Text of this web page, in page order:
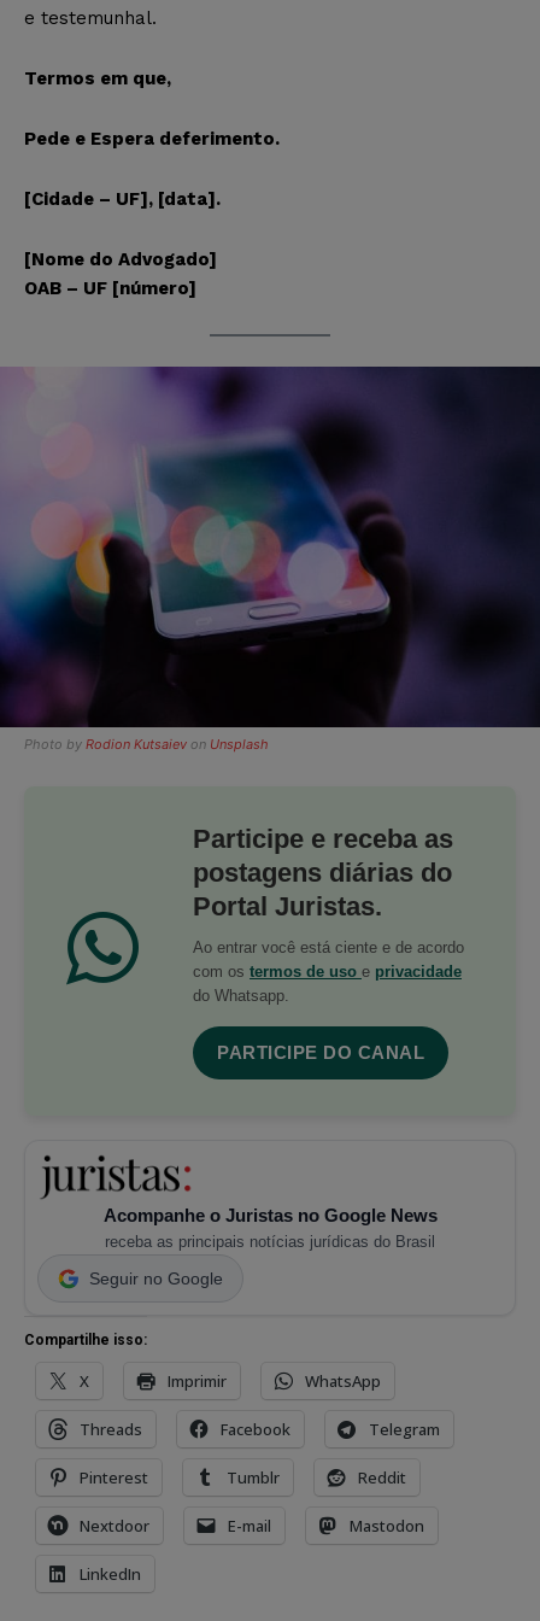
e testemunhal.
Termos em que,
Pede e Espera deferimento.
[Cidade – UF], [data].
[Nome do Advogado]
OAB – UF [número]
Photo by Rodion Kutsaiev on Unsplash
Participe e receba as
postagens diárias do
Portal Juristas.
Ao entrar você está ciente e de acordo
com os termos de uso e privacidade
do Whatsapp.
PARTICIPE DO CANAL
Acompanhe o Juristas no Google News
receba as principais notícias jurídicas do Brasil
Seguir no Google
Compartilhe isso:
X Imprimir WhatsApp
Threads Facebook Telegram
Pinterest Tumblr Reddit
Nextdoor E-mail Mastodon
LinkedIn